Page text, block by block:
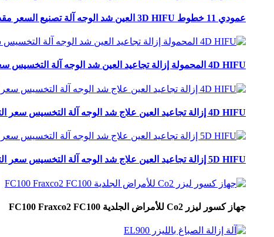
عمودي 11 خطوط 3D HIFU العين شد الوجه آلة تصنيع السعر مقدمة: 3D Hifu شد الوجه CS60
4D HIFU المحمولة إزالة تجاعيد العين شد الوجه آلة التخسيس سعر التصنيع CS90
4D HIFU إزالة تجاعيد العين علاج شد الوجه آلة التخسيس سعر التصنيع CS100
5D HIFU إزالة تجاعيد العين علاج شد الوجه آلة التخسيس سعر التصنيع HU700
جهاز كسور ليزر Co2 للأمراض الجلدية FC100 Fraxco2 FC100